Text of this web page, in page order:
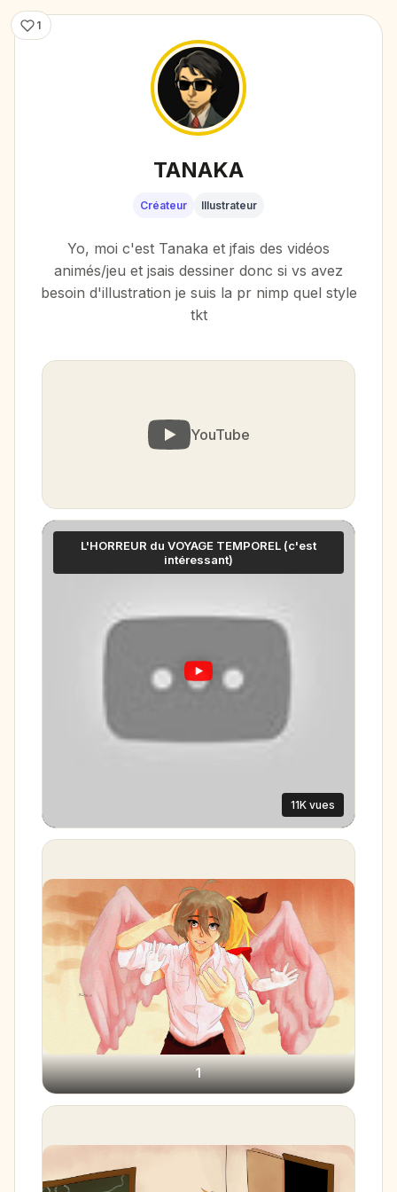
1
TANAKA
Créateur Illustrateur
Yo, moi c'est Tanaka et jfais des vidéos
animés/jeu et jsais dessiner donc si vs avez
besoin d'illustration je suis la pr nimp quel style
tkt
YouTube
L'HORREUR du VOYAGE TEMPOREL (c'est
intéressant)
11K vues
1